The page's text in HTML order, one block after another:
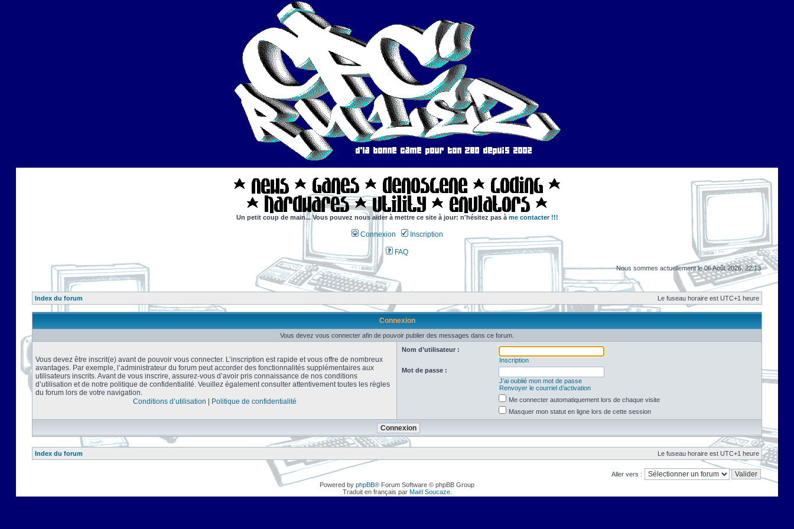
Un petit coup de main... Vous pouvez nous aider à mettre ce site à jour: n'hésitez pas à me contacter !!!
Connexion Inscription
FAQ
Nous sommes actuellement le 06 Août 2026, 22:13
Index du forum Le fuseau horaire est UTC+1 heure
Connexion
Vous devez vous connecter afin de pouvoir publier des messages dans ce forum.
Vous devez être inscrit(e) avant de pouvoir vous connecter. L’inscription est rapide et vous offre de nombreux
avantages. Par exemple, l’administrateur du forum peut accorder des fonctionnalités supplémentaires aux
utilisateurs inscrits. Avant de vous inscrire, assurez-vous d’avoir pris connaissance de nos conditions
d’utilisation et de notre politique de confidentialité. Veuillez également consulter attentivement toutes les règles
du forum lors de votre navigation.
Conditions d’utilisation
Politique de confidentialité
Nom d’utilisateur :
Inscription
Mot de passe :
J’ai oublié mon mot de passe
Renvoyer le courriel d’activation
Me connecter automatiquement lors de chaque visite
Masquer mon statut en ligne lors de cette session
Index du forum Le fuseau horaire est UTC+1 heure
Aller vers :
Powered by phpBB® Forum Software © phpBB Group
Traduit en français par Maël Soucaze.